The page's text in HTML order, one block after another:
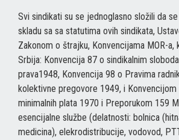
Svi sindikati su se jednoglasno složili da
skladu sa sa statutima ovih sindikata,
Zakonom o štrajku, Konvencijama MOR-
Srbija: Konvencija 87 o sindikalnim
prava1948, Konvencija 98 o Pravima
kolektivne pregovore 1949, i
minimalnih plata 1970 i Preporukom 159
esencijalne službe (delatnosti: bolnica
medicina), elekrodistribucije, vodovod,